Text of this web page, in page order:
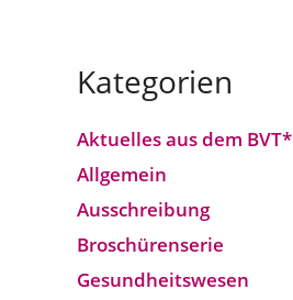
Kategorien
Aktuelles aus dem BVT*
Allgemein
Ausschreibung
Broschürenserie
Gesund­heits­wesen